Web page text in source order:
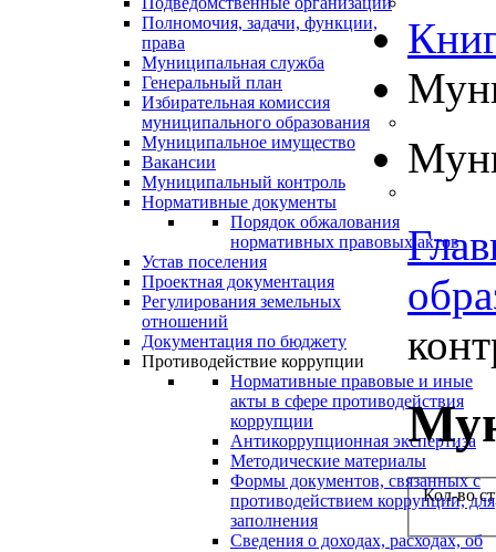
Полномочия, задачи, функции,
права
Муниципальная служба
Генеральный план
Избирательная комиссия
муниципального образования
Муниципальное имущество
Вакансии
Муниципальный контроль
Нормативные документы
Порядок обжалования
нормативных правовых актов
Устав поселения
Проектная документация
Регулирования земельных
отношений
Документация по бюджету
Противодействие коррупции
Нормативные правовые и иные
акты в сфере противодействия
коррупции
Антикоррупционная экспертиза
Методические материалы
Формы документов, связанных с
противодействием коррупции, для
заполнения
Сведения о доходах, расходах, об
Кол-во